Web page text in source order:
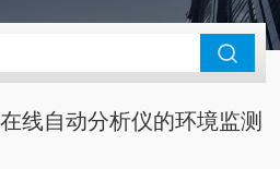
线自动分析仪的环境监测